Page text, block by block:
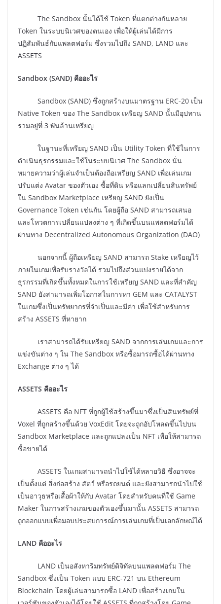
The Sandbox นั้นได้ใช้ Token ที่แตกต่างกันหลาย
Token ในระบบนิเวศของตนเอง เพื่อให้ผู้เล่นได้มีการ
ปฏิสัมพันธ์กับแพลตฟอร์ม ซึ่งรวมไปถึง SAND, LAND และ
ASSETS
Sandbox (SAND) คืออะไร
Sandbox (SAND) ซึ่งถูกสร้างบนมาตรฐาน ERC-20 เป็น
Native Token ของ The Sandbox เหรียญ SAND นั้นมีอุปทาน
รวมอยู่ที่ 3 พันล้านเหรียญ
ในฐานะที่เหรียญ SAND เป็น Utility Token ที่ใช้ในการ
ดำเนินธุรกรรมและใช้ในระบบนิเวศ The Sandbox นั่น
หมายความว่าผู้เล่นจำเป็นต้องถือเหรียญ SAND เพื่อเล่นเกม
ปรับแต่ง Avatar ของตัวเอง ซื้อที่ดิน หรือแลกเปลี่ยนสินทรัพย์
ใน Sandbox Marketplace เหรียญ SAND ยังเป็น
Governance Token เช่นกัน โดยผู้ถือ SAND สามารถเสนอ
และโหวตการเปลี่ยนแปลงต่าง ๆ ที่เกิดขึ้นบนแพลตฟอร์มได้
ผ่านทาง Decentralized Autonomous Organization (DAO)
นอกจากนี้ ผู้ถือเหรียญ SAND สามารถ Stake เหรียญไว้
ภายในเกมเพื่อรับรางวัลได้ รวมไปถึงส่วนแบ่งรายได้จาก
ธุรกรรมที่เกิดขึ้นทั้งหมดในการใช้เหรียญ SAND และที่สำคัญ
SAND ยังสามารถเพิ่มโอกาสในการหา GEM และ CATALYST
ในเกมซึ่งเป็นทรัพยากรที่จำเป็นและมีค่า เพื่อใช้สำหรับการ
สร้าง ASSETS ที่หายาก
เราสามารถได้รับเหรียญ SAND จากการเล่นเกมและการ
แข่งขันต่าง ๆ ใน The Sandbox หรือซื้อมารถซื้อได้ผ่านทาง
Exchange ต่าง ๆ ได้
ASSETS คืออะไร
ASSETS คือ NFT ที่ถูกผู้ใช้สร้างขึ้นมาซึ่งเป็นสินทรัพย์ที่
Voxel ที่ถูกสร้างขึ้นด้วย VoxEdit โดยจะถูกอัปโหลดขึ้นไปบน
Sandbox Marketplace และถูกแปลงเป็น NFT เพื่อให้สามารถ
ซื้อขายได้
ASSETS ในเกมสามารถนำไปใช้ได้หลายวิธี ซึ่งอาจจะ
เป็นตั้งแต่ สิ่งก่อสร้าง สัตว์ หรือรถยนต์ และยังสามารถนำไปใช้
เป็นอาวุธหรือเสื้อผ้าให้กับ Avatar โดยสำหรับคนที่ใช้ Game
Maker ในการสร้างเกมของตัวเองขึ้นมานั้น ASSETS สามารถ
ถูกออกแบบเพื่อมอบประสบการณ์การเล่นเกมที่เป็นเอกลักษณ์ได้
LAND คืออะไร
LAND เป็นอสังหาริมทรัพย์ดิจิทัลบนแพลตฟอร์ม The
Sandbox ซึ่งเป็น Token แบบ ERC-721 บน Ethereum
Blockchain โดยผู้เล่นสามารถซื้อ LAND เพื่อสร้างเกมใน